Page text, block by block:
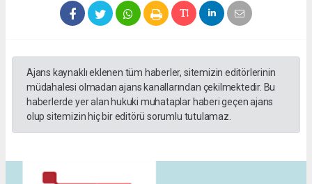
Ajans kaynaklı eklenen tüm haberler, sitemizin editörlerinin
müdahalesi olmadan ajans kanallarından çekilmektedir. Bu
haberlerde yer alan hukuki muhataplar haberi geçen ajans
olup sitemizin hiç bir editörü sorumlu tutulamaz.